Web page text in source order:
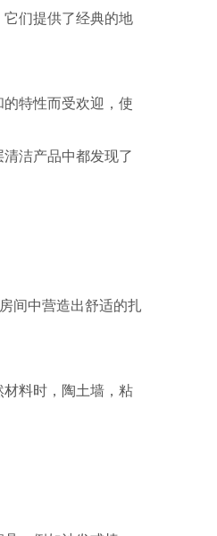
们提供了经典的地
特性而受欢迎，使
洁产品中都发现了
间中营造出舒适的扎
料时，陶土墙，粘